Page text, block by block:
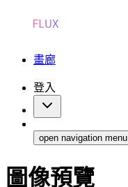
畫廊
登入
open navigation menu
圖像預覽